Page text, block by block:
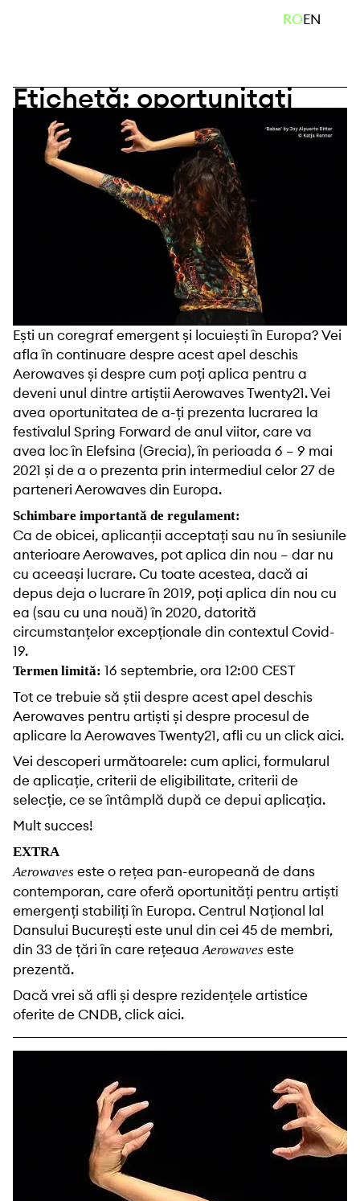
ROEN
Etichetă:oportunitati
Ești un coregraf emergent și locuiești în Europa? Vei
afla în continuare despre acest apel deschis
Aerowaves și despre cum poți aplica pentru a
deveni unul dintre artiștii Aerowaves Twenty21. Vei
avea oportunitatea de a-ți prezenta lucrarea la
festivalul Spring Forward de anul viitor, care va
avea loc în Elefsina (Grecia), în perioada 6 – 9 mai
2021 și de a o prezenta prin intermediul celor 27 de
parteneriAerowavesdin Europa.
Schimbare importantă de regulament:
Ca de obicei, aplicanții acceptați sau nu în sesiunile
anterioare Aerowaves, pot aplica din nou – dar nu
cu aceeași lucrare. Cu toate acestea, dacă ai
depus deja o lucrare în 2019, poți aplica din nou cu
ea (sau cu una nouă) în 2020, datorită
circumstanțelor excepționale din contextul Covid-
19.
Termen limită: 16 septembrie, ora 12:00 CEST
Tot ce trebuie să știi despre acest apel deschis
Aerowaves pentru artiști și despre procesul de
aplicare la Aerowaves Twenty21, afli cu un clickaici.
Vei descoperi următoarele: cum aplici, formularul
de aplicație, criterii de eligibilitate, criterii de
selecție, ce se întâmplă după ce depui aplicația.
Mult succes!
EXTRA
Aerowaves este o rețea pan-europeană de dans
contemporan, care oferă oportunități pentru artiști
emergenți stabiliți în Europa. Centrul Național lal
Dansului București este unul din cei 45 de membri,
din 33 de țări în care rețeauaAerowaves este
prezentă.
Dacă vrei să afli și despre rezidențele artistice
oferite de CNDB, clickaici.